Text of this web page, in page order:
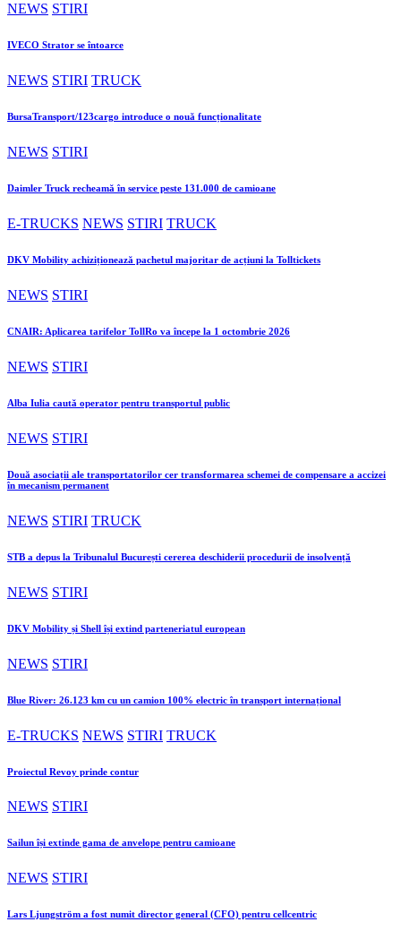
NEWS STIRI
IVECO Strator se întoarce
NEWS STIRI TRUCK
BursaTransport/123cargo introduce o nouă funcționalitate
NEWS STIRI
Daimler Truck recheamă în service peste 131.000 de camioane
E-TRUCKS NEWS STIRI TRUCK
DKV Mobility achiziționează pachetul majoritar de acțiuni la Tolltickets
NEWS STIRI
CNAIR: Aplicarea tarifelor TollRo va începe la 1 octombrie 2026
NEWS STIRI
Alba Iulia caută operator pentru transportul public
NEWS STIRI
Două asociații ale transportatorilor cer transformarea schemei de compensare a accizei
în mecanism permanent
NEWS STIRI TRUCK
STB a depus la Tribunalul București cererea deschiderii procedurii de insolvență
NEWS STIRI
DKV Mobility și Shell își extind parteneriatul european
NEWS STIRI
Blue River: 26.123 km cu un camion 100% electric în transport internațional
E-TRUCKS NEWS STIRI TRUCK
Proiectul Revoy prinde contur
NEWS STIRI
Sailun își extinde gama de anvelope pentru camioane
NEWS STIRI
Lars Ljungström a fost numit director general (CFO) pentru cellcentric